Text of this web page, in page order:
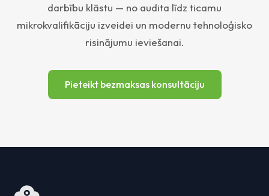
darbību klāstu — no audita līdz ticamu
mikrokvalifikāciju izveidei un modernu tehnoloģisko
risinājumu ieviešanai.
Pieteikt bezmaksas konsultāciju